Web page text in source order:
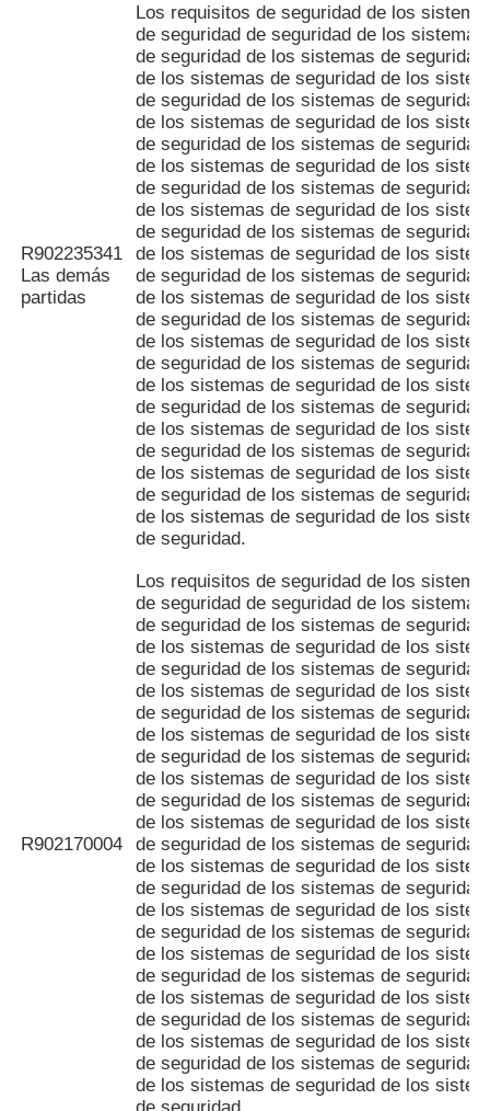
R902235341
Las demás
partidas
Los requisitos de seguridad de los
de seguridad de seguridad de los sistemas
de seguridad de los sistemas de seguridad
de los sistemas de seguridad de los
de seguridad de los sistemas de seguridad
de los sistemas de seguridad de los
de seguridad de los sistemas de seguridad
de los sistemas de seguridad de los
de seguridad de los sistemas de seguridad
de los sistemas de seguridad de los
de seguridad de los sistemas de seguridad
de los sistemas de seguridad de los
de seguridad de los sistemas de seguridad
de los sistemas de seguridad de los
de seguridad de los sistemas de seguridad
de los sistemas de seguridad de los
de seguridad de los sistemas de seguridad
de los sistemas de seguridad de los
de seguridad de los sistemas de seguridad
de los sistemas de seguridad de los
de seguridad de los sistemas de seguridad
de los sistemas de seguridad de los
de seguridad de los sistemas de seguridad
de los sistemas de seguridad de los
de seguridad.
R902170004
Los requisitos de seguridad de los
de seguridad de seguridad de los sistemas
de seguridad de los sistemas de seguridad
de los sistemas de seguridad de los
de seguridad de los sistemas de seguridad
de los sistemas de seguridad de los
de seguridad de los sistemas de seguridad
de los sistemas de seguridad de los
de seguridad de los sistemas de seguridad
de los sistemas de seguridad de los
de seguridad de los sistemas de seguridad
de los sistemas de seguridad de los
de seguridad de los sistemas de seguridad
de los sistemas de seguridad de los
de seguridad de los sistemas de seguridad
de los sistemas de seguridad de los
de seguridad de los sistemas de seguridad
de los sistemas de seguridad de los
de seguridad de los sistemas de seguridad
de los sistemas de seguridad de los
de seguridad de los sistemas de seguridad
de los sistemas de seguridad de los
de seguridad de los sistemas de seguridad
de los sistemas de seguridad de los
de seguridad.